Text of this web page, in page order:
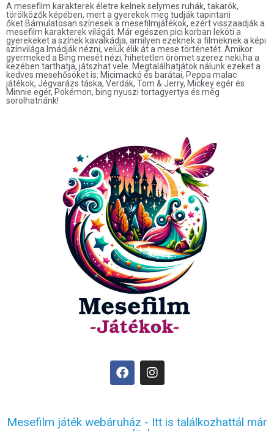
A mesefilm karakterek életre kelnek selymes ruhák, takarók,
törölközők képében, mert a gyerekek meg tudják tapintani
őket.Bámulatosan színesek a mesefilmjátékok, ezért visszaadják a
mesefilm karakterek világát. Már egészen pici korban leköti a
gyerekeket a színek kavalkádja, amilyen ezeknek a filmeknek a képi
színvilága.Imádják nézni, velük élik át a mese történetét. Amikor
gyermeked a Bing mesét nézi, hihetetlen örömet szerez neki,ha a
kezében tarthatja, játszhat vele. Megtalálhatjátok nálunk ezeket a
kedves mesehősöket is: Micimackó és barátai, Peppa malac
játékok, Jégvarázs táska, Verdák, Tom & Jerry, Mickey egér és
Minnie egér, Pokémon, bing nyuszi tortagyertya és még
sorolhatnánk!
Mesefilm játék webáruház - Itt is találkozhattál már